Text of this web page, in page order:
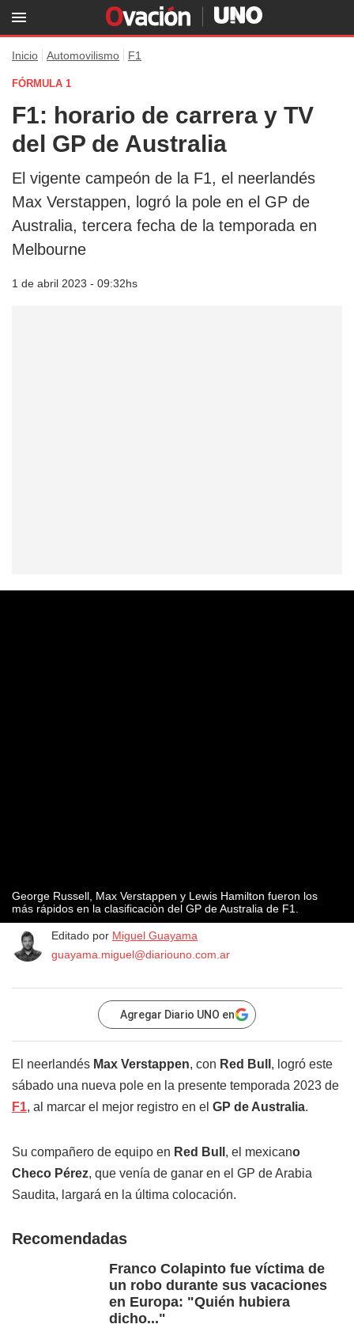
Inicio Automovilismo F1
FÓRMULA 1
F1: horario de carrera y TV
del GP de Australia
El vigente campeón de la F1, el neerlandés
Max Verstappen, logró la pole en el GP de
Australia, tercera fecha de la temporada en
Melbourne
1 de abril 2023 - 09:32hs
George Russell, Max Verstappen y Lewis Hamilton fueron los
más rápidos en la clasificaciòn del GP de Australia de F1.
Editado por Miguel Guayama
guayama.miguel@diariouno.com.ar
Agregar Diario UNO en
El neerlandés Max Verstappen, con Red Bull , logró este
sábado una nueva pole en la presente temporada 2023 de
F1, al marcar el mejor registro en el GP de Australia.
Su compañero de equipo en Red Bull , el mexicano
Checo Pérez, que venía de ganar en el GP de Arabia
Saudita, largará en la última colocación.
Recomendadas
Franco Colapinto fue víctima de
un robo durante sus vacaciones
en Europa: "Quién hubiera
dicho..."